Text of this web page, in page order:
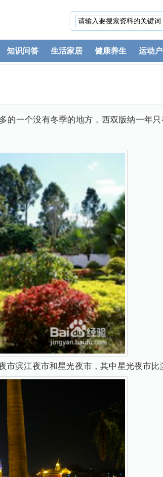
知识问答 生活家居 健康养生 运动
的一个没有冬季的地方，西双版纳一年
市滨江夜市和星光夜市，其中星光夜市比